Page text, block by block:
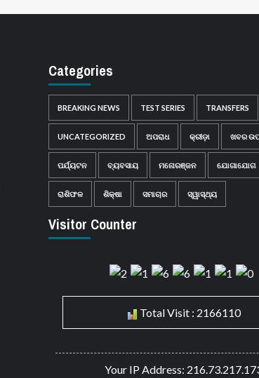
Categories
BREAKING NEWS TEST SERIES TRANSFERS
UNCATEGORIZED ଅପରାଧ କ୍ରୀଡ଼ା ଖବର
ପର୍ଯ୍ୟଟନ ବ୍ୟବସାୟ ମନୋରଞ୍ଜନ ଯୋଗାଯୋଗ
ରାଶିଫଳ ଶିକ୍ଷା ସମାଚାର ସ୍ୱାସ୍ଥ୍ୟ
Visitor Counter
Total Visit : 2166110
Your IP Address: